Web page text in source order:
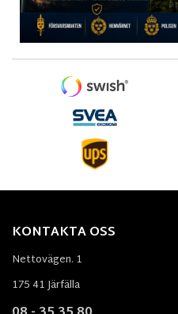
KONTAKTA OSS
Nettovägen. 1
175 41 Järfälla